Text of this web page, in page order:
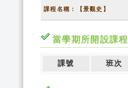
課程名稱：【景觀史】
當學期所開設課程
課號 班次